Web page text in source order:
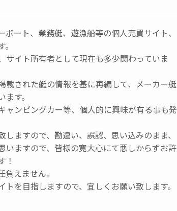
ート、業務艇、遊漁船等の個人売買サイト、
サイト所有者として現在も多少関わっていま
載された艇の情報を基に再編して、メーカー艇
す。
ャンピングカー等、個人的に興味が有る事も発
ますので、勘違い、誤認、思い込みのまま、
いますので、皆様の寛大心にて悪しからずお許
！
えません。
を目指しますので、宜しくお願い致します。